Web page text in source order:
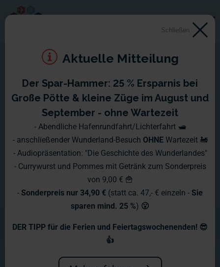
Hamburg Dungeon
Schließen
Aktuelle Mitteilung
Der Spar-Hammer: 25 % Ersparnis bei
Große Pötte & kleine Züge im August und
September - ohne Wartezeit
- Abendliche Hafenrundfahrt/Lichterfahrt 🛥️
- anschließender Wunderland-Besuch OHNE Wartezeit 🚂
- Audiopräsentation: "Die Geschichte des Wunderlandes"
- Currywurst und Pommes mit Getränk zum Sonderpreis
von 9,00 € 🍟
- Sonderpreis nur 34,90 € (statt ca. 47,- € einzeln - Sie
sparen mind. 25 %) 😮
DER TIPP für die Ferien und Feiertagswochenenden! 😎
👍